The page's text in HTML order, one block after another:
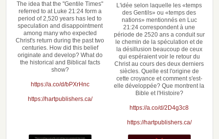
The idea that the "Gentile Times"
referred to at Luke 21:24 form a
period of 2,520 years has led to
speculation and disappointment
among many who expected
Christ's return during the past two
centuries. How did this belief
originate and develop? What do
the historical and Biblical facts
show?
https://a.co/d/bPXrHnc
https://hartpublishers.ca/
L'idée selon laquelle les «temps
des Gentils» ou «temps des
nations» mentionnés en Luc
21:24 correspondent à une
période de 2520 ans a conduit sur
le chemin de la spéculation et de
la désillusion beaucoup de ceux
qui espéraient voir le retour du
Christ au cours des deux derniers
siècles. Quelle est l'origine de
cette croyance et comment s'est-
elle développée? Que montrent la
Bible et l'Histoire?
https://a.co/d/2D4g3c8
https://hartpublishers.ca/